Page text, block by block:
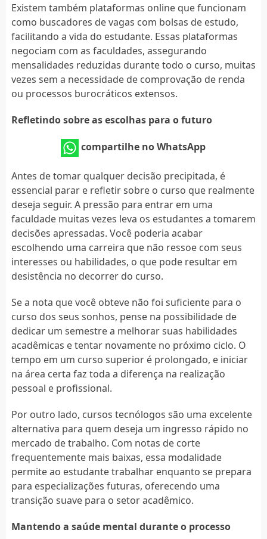
Existem também plataformas online que funcionam
como buscadores de vagas com bolsas de estudo,
facilitando a vida do estudante. Essas plataformas
negociam com as faculdades, assegurando
mensalidades reduzidas durante todo o curso, muitas
vezes sem a necessidade de comprovação de renda
ou processos burocráticos extensos.
Refletindo sobre as escolhas para o futuro
compartilhe no WhatsApp
Antes de tomar qualquer decisão precipitada, é
essencial parar e refletir sobre o curso que realmente
deseja seguir. A pressão para entrar em uma
faculdade muitas vezes leva os estudantes a tomarem
decisões apressadas. Você poderia acabar
escolhendo uma carreira que não ressoe com seus
interesses ou habilidades, o que pode resultar em
desistência no decorrer do curso.
Se a nota que você obteve não foi suficiente para o
curso dos seus sonhos, pense na possibilidade de
dedicar um semestre a melhorar suas habilidades
acadêmicas e tentar novamente no próximo ciclo. O
tempo em um curso superior é prolongado, e iniciar
na área certa faz toda a diferença na realização
pessoal e profissional.
Por outro lado, cursos tecnólogos são uma excelente
alternativa para quem deseja um ingresso rápido no
mercado de trabalho. Com notas de corte
frequentemente mais baixas, essa modalidade
permite ao estudante trabalhar enquanto se prepara
para especializações futuras, oferecendo uma
transição suave para o setor acadêmico.
Mantendo a saúde mental durante o processo